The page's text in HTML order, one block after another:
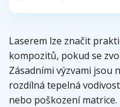
Laserem lze značit
kompozitů, pokud se
Zásadními výzvami jsou
rozdílná tepelná
nebo poškození matrice.